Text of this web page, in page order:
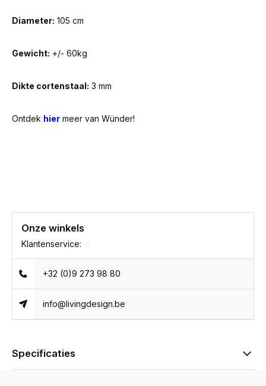
Diameter: 105 cm
Gewicht: +/- 60kg
Dikte cortenstaal: 3 mm
Ontdek hier meer van Wünder!
Onze winkels
Klantenservice:
+32 (0)9 273 98 80
info@livingdesign.be
Specificaties